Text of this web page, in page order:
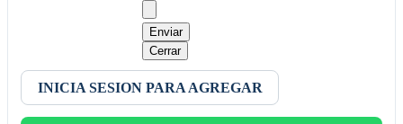
Enviar
Cerrar
INICIA SESION PARA AGREGAR